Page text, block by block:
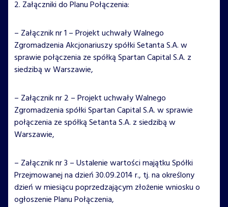
2. Załączniki do Planu Połączenia:
– Załącznik nr 1 – Projekt uchwały Walnego
Zgromadzenia Akcjonariuszy spółki Setanta S.A. w
sprawie połączenia ze spółką Spartan Capital S.A. z
siedzibą w Warszawie,
– Załącznik nr 2 – Projekt uchwały Walnego
Zgromadzenia spółki Spartan Capital S.A. w sprawie
połączenia ze spółką Setanta S.A. z siedzibą w
Warszawie,
– Załącznik nr 3 – Ustalenie wartości majątku Spółki
Przejmowanej na dzień 30.09.2014 r., tj. na określony
dzień w miesiącu poprzedzającym złożenie wniosku o
ogłoszenie Planu Połączenia,